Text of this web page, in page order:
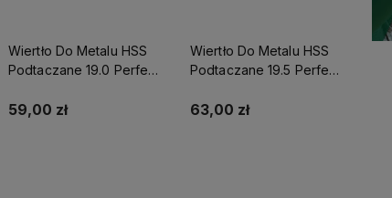
Wiertło Do Metalu HSS
Podtaczane 19.0 Perfect
59,00 zł
Wiertło Do Metalu HSS
Podtaczane 19.5 Perfect
63,00 zł